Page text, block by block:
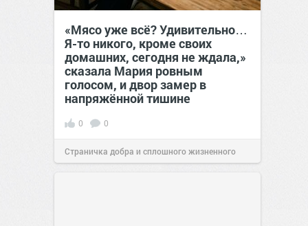
«Мясо уже всё? Удивительно…
Я-то никого, кроме своих
домашних, сегодня не ждала,»
сказала Мария ровным
голосом, и двор замер в
напряжённой тишине
0 0
Страничка добра и сплошного жизненного